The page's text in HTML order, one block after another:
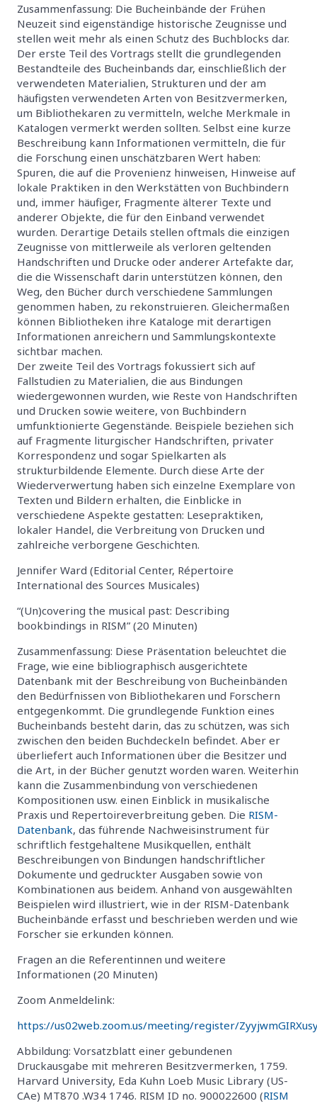
Zusammenfassung: Die Bucheinbände der Frühen
Neuzeit sind eigenständige historische Zeugnisse und
stellen weit mehr als einen Schutz des Buchblocks dar.
Der erste Teil des Vortrags stellt die grundlegenden
Bestandteile des Bucheinbands dar, einschließlich der
verwendeten Materialien, Strukturen und der am
häufigsten verwendeten Arten von Besitzvermerken,
um Bibliothekaren zu vermitteln, welche Merkmale in
Katalogen vermerkt werden sollten. Selbst eine kurze
Beschreibung kann Informationen vermitteln, die für
die Forschung einen unschätzbaren Wert haben:
Spuren, die auf die Provenienz hinweisen, Hinweise auf
lokale Praktiken in den Werkstätten von Buchbindern
und, immer häufiger, Fragmente älterer Texte und
anderer Objekte, die für den Einband verwendet
wurden. Derartige Details stellen oftmals die einzigen
Zeugnisse von mittlerweile als verloren geltenden
Handschriften und Drucke oder anderer Artefakte dar,
die die Wissenschaft darin unterstützen können, den
Weg, den Bücher durch verschiedene Sammlungen
genommen haben, zu rekonstruieren. Gleichermaßen
können Bibliotheken ihre Kataloge mit derartigen
Informationen anreichern und Sammlungskontexte
sichtbar machen.
Der zweite Teil des Vortrags fokussiert sich auf
Fallstudien zu Materialien, die aus Bindungen
wiedergewonnen wurden, wie Reste von Handschriften
und Drucken sowie weitere, von Buchbindern
umfunktionierte Gegenstände. Beispiele beziehen sich
auf Fragmente liturgischer Handschriften, privater
Korrespondenz und sogar Spielkarten als
strukturbildende Elemente. Durch diese Arte der
Wiederverwertung haben sich einzelne Exemplare von
Texten und Bildern erhalten, die Einblicke in
verschiedene Aspekte gestatten: Lesepraktiken,
lokaler Handel, die Verbreitung von Drucken und
zahlreiche verborgene Geschichten.
Jennifer Ward (Editorial Center, Répertoire
International des Sources Musicales)
“(Un)covering the musical past: Describing
bookbindings in RISM” (20 Minuten)
Zusammenfassung: Diese Präsentation beleuchtet die
Frage, wie eine bibliographisch ausgerichtete
Datenbank mit der Beschreibung von Bucheinbänden
den Bedürfnissen von Bibliothekaren und Forschern
entgegenkommt. Die grundlegende Funktion eines
Bucheinbands besteht darin, das zu schützen, was sich
zwischen den beiden Buchdeckeln befindet. Aber er
überliefert auch Informationen über die Besitzer und
die Art, in der Bücher genutzt worden waren. Weiterhin
kann die Zusammenbindung von verschiedenen
Kompositionen usw. einen Einblick in musikalische
Praxis und Repertoireverbreitung geben. Die RISM-
Datenbank, das führende Nachweisinstrument für
schriftlich festgehaltene Musikquellen, enthält
Beschreibungen von Bindungen handschriftlicher
Dokumente und gedruckter Ausgaben sowie von
Kombinationen aus beidem. Anhand von ausgewählten
Beispielen wird illustriert, wie in der RISM-Datenbank
Bucheinbände erfasst und beschrieben werden und wie
Forscher sie erkunden können.
Fragen an die Referentinnen und weitere
Informationen (20 Minuten)
Zoom Anmeldelink:
https://us02web.zoom.us/meeting/register/
Abbildung: Vorsatzblatt einer gebundenen
Druckausgabe mit mehreren Besitzvermerken, 1759.
Harvard University, Eda Kuhn Loeb Music Library (US-
CAe) MT870 .W34 1746. RISM ID no. 900022600 (RISM